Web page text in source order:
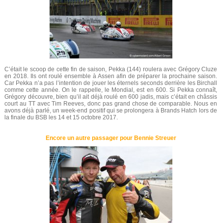
C’était le scoop de cette fin de saison, Pekka (144) roulera avec Grégory Cluze
en 2018. Ils ont roulé ensemble à Assen afin de préparer la prochaine saison.
Car Pekka n’a pas l’intention de jouer les éternels seconds derrière les Birchall
comme cette année. On le rappelle, le Mondial, est en 600. Si Pekka connaît,
Grégory découvre, bien qu’il ait déjà roulé en 600 jadis, mais c’était en châssis
court au TT avec Tim Reeves, donc pas grand chose de comparable. Nous en
avons déjà parlé, un week-end positif qui se prolongera à Brands Hatch lors de
la finale du BSB les 14 et 15 octobre 2017.
Encore un autre passager pour Bennie Streuer